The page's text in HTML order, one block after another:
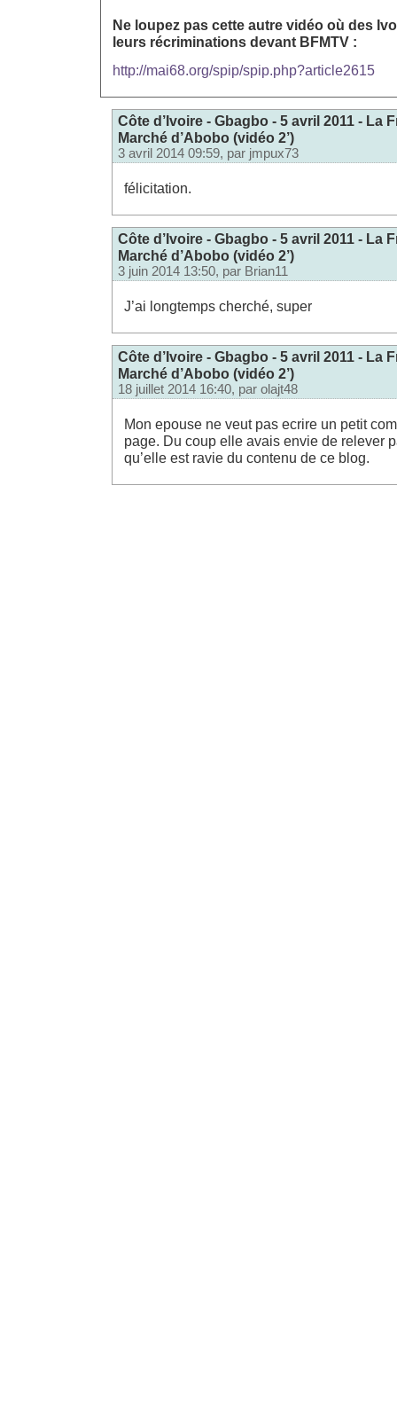
Ne loupez pas cette autre vidéo où des
leurs récriminations devant BFMTV :
http://mai68.org/spip/spip.php?article2615
Côte d’Ivoire - Gbagbo - 5 avril 2011 - La
Marché d’Abobo (vidéo 2’)
3 avril 2014 09:59, par jmpux73
félicitation.
Côte d’Ivoire - Gbagbo - 5 avril 2011 - La
Marché d’Abobo (vidéo 2’)
3 juin 2014 13:50, par Brian11
J’ai longtemps cherché, super
Côte d’Ivoire - Gbagbo - 5 avril 2011 - La
Marché d’Abobo (vidéo 2’)
18 juillet 2014 16:40, par olajt48
Mon epouse ne veut pas ecrire un petit
page. Du coup elle avais envie de relever
qu’elle est ravie du contenu de ce blog.